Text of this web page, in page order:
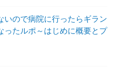
いので病院に行ったらギラン
ったルポ～はじめに概要とプ